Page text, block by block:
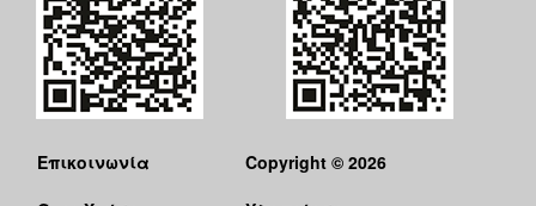
Επικοινωνία
Copyright © 2026